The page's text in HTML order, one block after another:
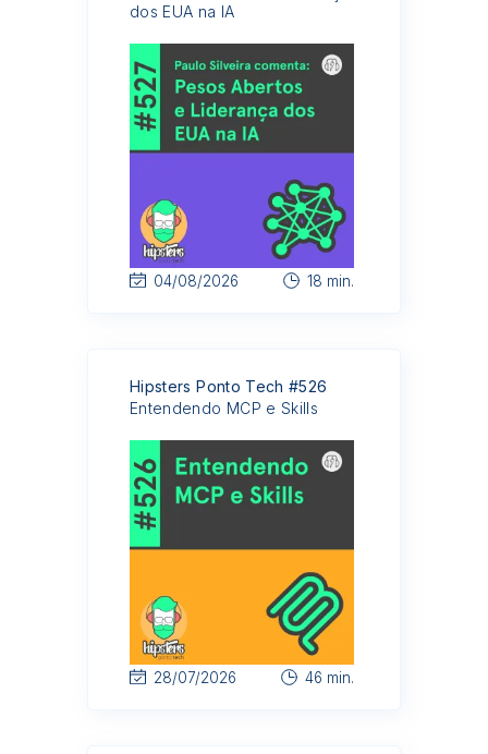
dos EUA na IA
04/08/2026 18 min.
Hipsters Ponto Tech #526
Entendendo MCP e Skills
28/07/2026 46 min.